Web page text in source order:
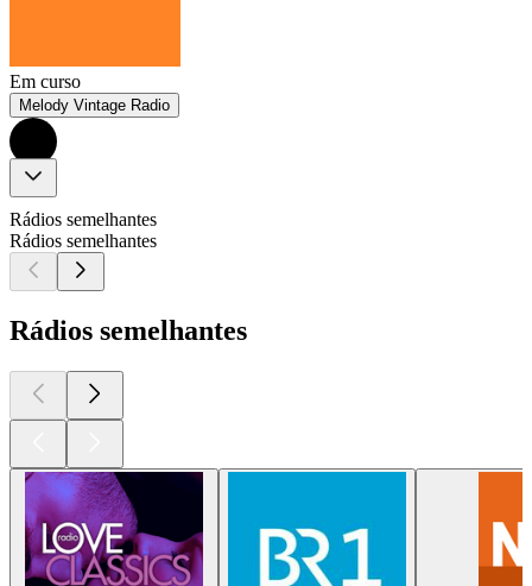
Em curso
Melody Vintage Radio
Rádios semelhantes
Rádios semelhantes
Rádios semelhantes